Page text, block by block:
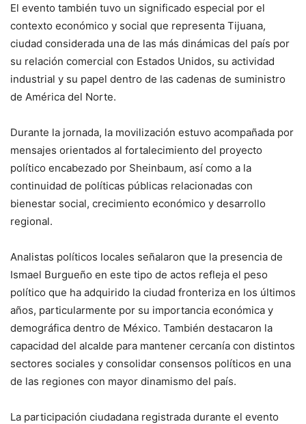
El evento también tuvo un significado especial por el
contexto económico y social que representa Tijuana,
ciudad considerada una de las más dinámicas del país por
su relación comercial con Estados Unidos, su actividad
industrial y su papel dentro de las cadenas de suministro
de América del Norte.
Durante la jornada, la movilización estuvo acompañada por
mensajes orientados al fortalecimiento del proyecto
político encabezado por Sheinbaum, así como a la
continuidad de políticas públicas relacionadas con
bienestar social, crecimiento económico y desarrollo
regional.
Analistas políticos locales señalaron que la presencia de
Ismael Burgueño en este tipo de actos refleja el peso
político que ha adquirido la ciudad fronteriza en los últimos
años, particularmente por su importancia económica y
demográfica dentro de México. También destacaron la
capacidad del alcalde para mantener cercanía con distintos
sectores sociales y consolidar consensos políticos en una
de las regiones con mayor dinamismo del país.
La participación ciudadana registrada durante el evento